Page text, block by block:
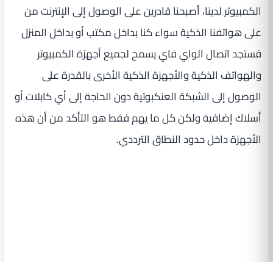
الكمبيوتر لدينا، أصبحنا قادرين على الوصول إلى الإنترنت من
على هواتفنا الذكية سواء كنا بداخل مكتب أو بداخل المنزل
فستجد اتصال الواي فاي يسمح لجميع أجهزة الكمبيوتر
والهواتف الذكية والأجهزة الذكية الأخرى بالقدرة على
الوصول إلى الشبكة العنكبوتية دون الحاجة إلى أي كابلات أو
أسلاك إضافية ولكن كل ما يهم فقط هو التأكد من أن هذه
الأجهزة داخل حدود النطاق الترددي.